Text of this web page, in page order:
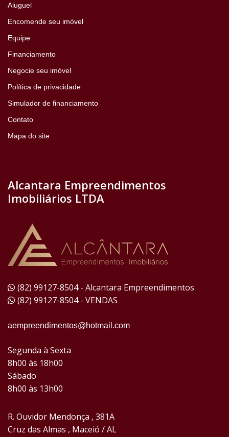
Aluguel
Encomende seu imóvel
Equipe
Financiamento
Negocie seu imóvel
Política de privacidade
Simulador de financiamento
Contato
Mapa do site
Alcantara Empreendimentos
Imobiliários LTDA
(82) 99127-8504 - Alcantara Empreendimentos
(82) 99127-8504 - VENDAS
aempreendimentos@hotmail.com
Segunda à Sexta
8h00 às 18h00
Sábado
8h00 às 13h00
R. Ouvidor Mendonça , 381A
Cruz das Almas , Maceió / AL